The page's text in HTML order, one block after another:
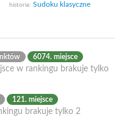
historia: Sudoku klasyczne
6074. miejsce
w rankingu brakuje tylko
121. miejsce
brakuje tylko 2